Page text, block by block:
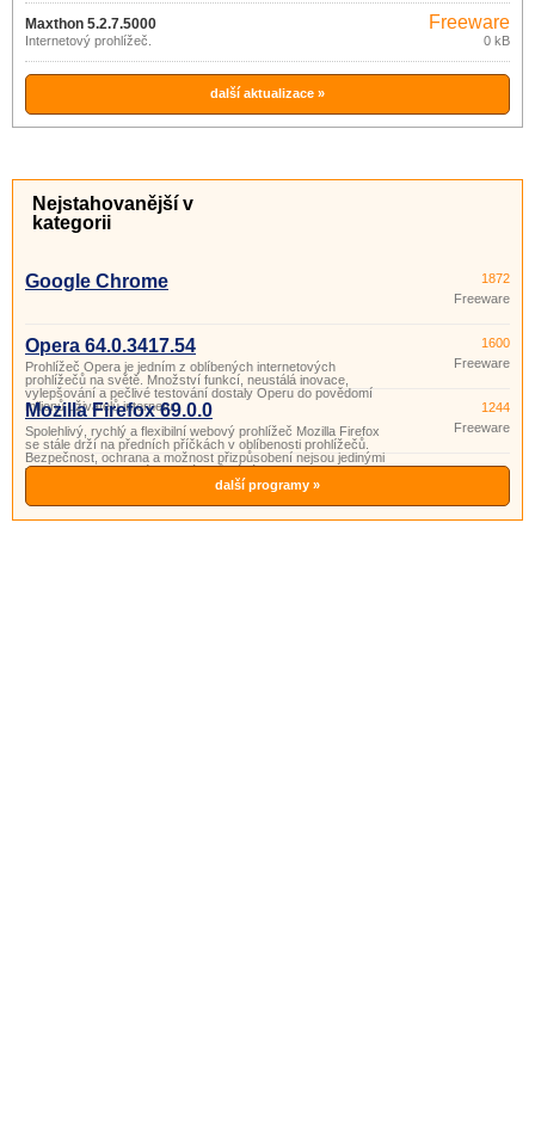
Maxthon 5.2.7.5000
Internetový prohlížeč.
Freeware
0 kB
další aktualizace »
Nejstahovanější v
kategorii
Google Chrome
1872
Freeware
Opera 64.0.3417.54
Prohlížeč Opera je jedním z oblíbených internetových
prohlížečů na světě. Množství funkcí, neustálá inovace,
vylepšování a pečlivé testování dostaly Operu do povědomí
milionů uživatelů internetu.
1600
Freeware
Mozilla Firefox 69.0.0
Spolehlivý, rychlý a flexibilní webový prohlížeč Mozilla Firefox
se stále drží na předních příčkách v oblíbenosti prohlížečů.
Bezpečnost, ochrana a možnost přizpůsobení nejsou jedinými
vlastnostmi, pro které tam stále zůstává.
1244
Freeware
další programy »